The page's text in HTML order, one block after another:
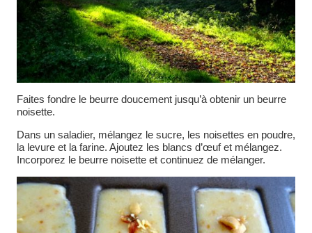
Faites fondre le beurre doucement jusqu’à obtenir un beurre
noisette.
Dans un saladier, mélangez le sucre, les noisettes en poudre,
la levure et la farine. Ajoutez les blancs d’œuf et mélangez.
Incorporez le beurre noisette et continuez de mélanger.